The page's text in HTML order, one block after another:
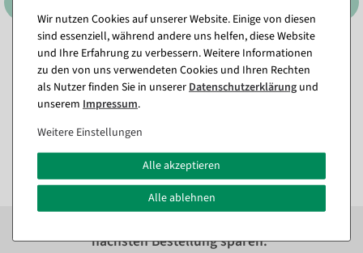
Kunstpflanzenhänger
Frauenfarn, 119 cm
Sofort versandfähig.
15,41 €
Kunstpflanzenhänger
Herzblatt, 68 cm
Sofort versandfähig.
nächsten Bestellung sparen.*
Wir nutzen Cookies auf unserer Website. Einige von diesen
sind essenziell, während andere uns helfen, diese Website
und Ihre Erfahrung zu verbessern. Weitere Informationen
zu den von uns verwendeten Cookies und Ihren Rechten
als Nutzer finden Sie in unsererDaten­schutz­erklärung und
unserem Impressum.
Weitere Einstellungen
Alle akzeptieren
Alle ablehnen